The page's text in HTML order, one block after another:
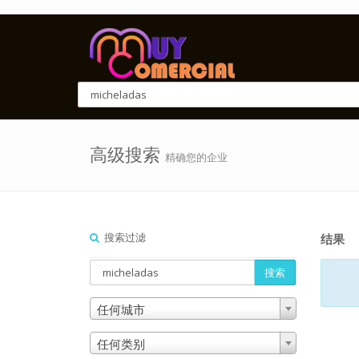
高级搜索 精确您的企业
搜索过滤
搜索
任何城市
任何类别
结果